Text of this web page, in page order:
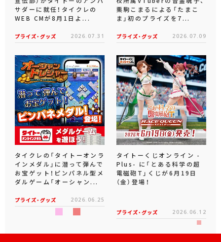
サダーに就任！タイクレの
WEB CMが8月1日よ...
プライズ・グッズ 2026.07.31
栗駒こまるによる「たまこ
ま」初のプライズを7...
プライズ・グッズ 2026.07.09
タイクレの「タイトーオンラ
インメダル」に潜って弾んで
お宝ゲット！ピンパネル型メ
ダルゲーム「オーシャン...
プライズ・グッズ 2026.06.25
タイトーくじオンライン -
Plus- に「とある科学の超
電磁砲T」くじが6月19日
（金）登場！
プライズ・グッズ 2026.06.12